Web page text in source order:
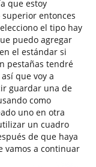
que estoy
entonces
el tipo hay
puedo agregar
el estándar si
pestañas tendré
que voy a
guardar una de
como
uno en otra
un cuadro
de que haya
vamos a continuar